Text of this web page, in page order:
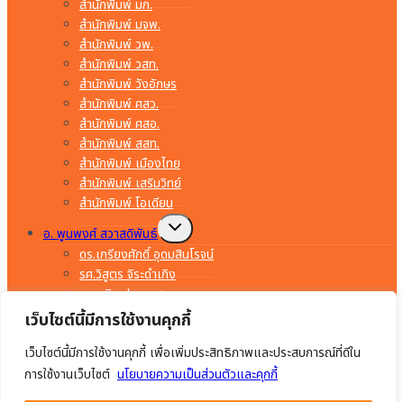
เว็บไซต์นี้มีการใช้งานคุกกี้
เว็บไซต์นี้มีการใช้งานคุกกี้ เพื่อเพิ่มประสิทธิภาพและประสบการณ์ที่ดีใน
การใช้งานเว็บไซต์ นโยบายความเป็นส่วนตัวและคุกกี้
สำนักพิมพ์ มก.
สำนักพิมพ์ มจพ.
สำนักพิมพ์ วพ.
สำนักพิมพ์ วสท.
สำนักพิมพ์ วังอักษร
สำนักพิมพ์ ศสว.
สำนักพิมพ์ ศสอ.
สำนักพิมพ์ สสท.
สำนักพิมพ์ เมืองไทย
สำนักพิมพ์ เสริมวิทย์
สำนักพิมพ์ โอเดียน
อ. พูนพงศ์ สวาสดิพันธ์
Toggle
child
menu
ดร.เกรียงศักดิ์ อุดมสินโรจน์
รศ.วิสูตร จิระดำเกิง
อ.พรจิต ประทุมสุวรรณ
อ.มงคล ทองสงคราม
อ.ยรรยง ทรัพย์สุขอำนวย
อ.สำราญ คำยิ่ง
อ.อร่าม เริงฤทธิ์